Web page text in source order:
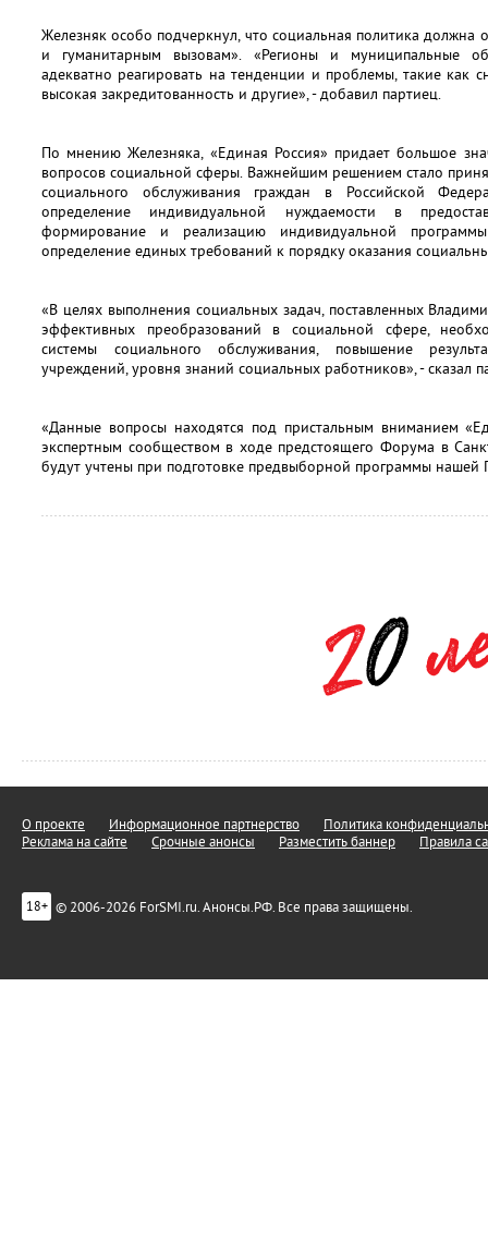
Железняк особо подчеркнул, что социальная политика должна
и гуманитарным вызовам». «Регионы и муниципальные
адекватно реагировать на тенденции и проблемы, такие как
высокая закредитованность и другие», - добавил партиец.
По мнению Железняка, «Единая Россия» придает большое
вопросов социальной сферы. Важнейшим решением стало
социального обслуживания граждан в Российской
определение индивидуальной нуждаемости в
формирование и реализацию индивидуальной программы
определение единых требований к порядку оказания
«В целях выполнения социальных задач, поставленных
эффективных преобразований в социальной сфере,
системы социального обслуживания, повышение
учреждений, уровня знаний социальных работников», - сказал
«Данные вопросы находятся под пристальным вниманием
экспертным сообществом в ходе предстоящего Форума в
будут учтены при подготовке предвыборной программы нашей
О проекте Информационное партнерство
Политика
Реклама на сайте
Срочные анонсы Разместить баннер Правила
18+ © 2006-2026 ForSMI.ru. Анонсы.РФ. Все права защищены.